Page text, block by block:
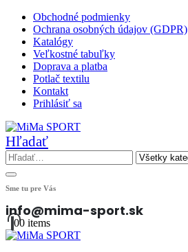
Obchodné podmienky
Ochrana osobných údajov (GDPR)
Katalógy
Veľkostné tabuľky
Doprava a platba
Potlač textilu
Kontakt
Prihlásiť sa
Hľadať
Sme tu pre Vás
info@mima-sport.sk
00 items